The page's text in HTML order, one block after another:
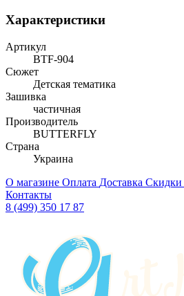
Характеристики
Артикул
ВТF-904
Сюжет
Детская тематика
Зашивка
частичная
Производитель
BUTTERFLY
Страна
Украина
О магазине Оплата Доставка Скидки
Контакты
8 (499) 350 17 87